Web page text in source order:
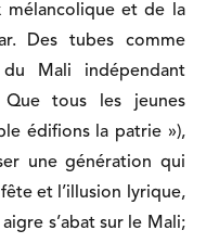
mélancolique et de la
Des tubes comme
Mali indépendant
tous les jeunes
édifions la patrie »),
une génération qui
et l’illusion lyrique,
s’abat sur le Mali;